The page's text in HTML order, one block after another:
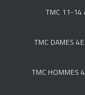
TMC 11-14
TMC DAMES
TMC HOMMES